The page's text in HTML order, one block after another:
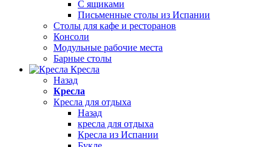
С ящиками
Письменные столы из Испании
Столы для кафе и ресторанов
Консоли
Модульные рабочие места
Барные столы
Кресла
Назад
Кресла
Кресла для отдыха
Назад
кресла для отдыха
Кресла из Испании